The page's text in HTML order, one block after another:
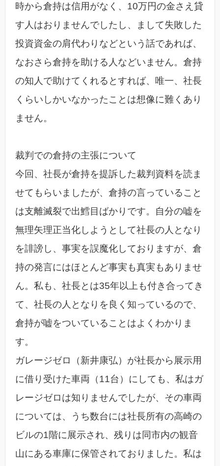
時から倉持は信用がなく、10万円の金さえ貸
す人はおりませんでしたし、まして失敗した
投資資金の肩代わりなどという話であれば、
なおさら倉持を助ける人などいません。倉持
の知人で助けてくれるとすれば、唯一、社長
くらいしかいなかったことは想像に難くあり
ません。
裁判での倉持の主張について
今回、社長が倉持を提訴した裁判資料を読ま
せてもらいましたが、倉持の言っていること
は支離滅裂で出鱈目ばかりです。自分の嘘を
無理矢理正当化しようとして社長の人となり
を誹謗し、事実を誤魔化しておりますが、倉
持の発言にはほとんど事実も真実もありませ
ん。私も、社長とは35年以上も付き合ってき
て、社長の人となりを良く知っているので、
倉持が嘘をついていることはよくわかりま
す。
ガレージゼロ（新井康弘）が社長から展示用
に借り受けた車両（11台）にしても、私はガ
レージゼロは知りませんでしたが、その車両
については、うち数台には社長所有の高崎の
ビルの1階に展示され、残りは同市内の観音
山にある車庫に保管されておりました。私は